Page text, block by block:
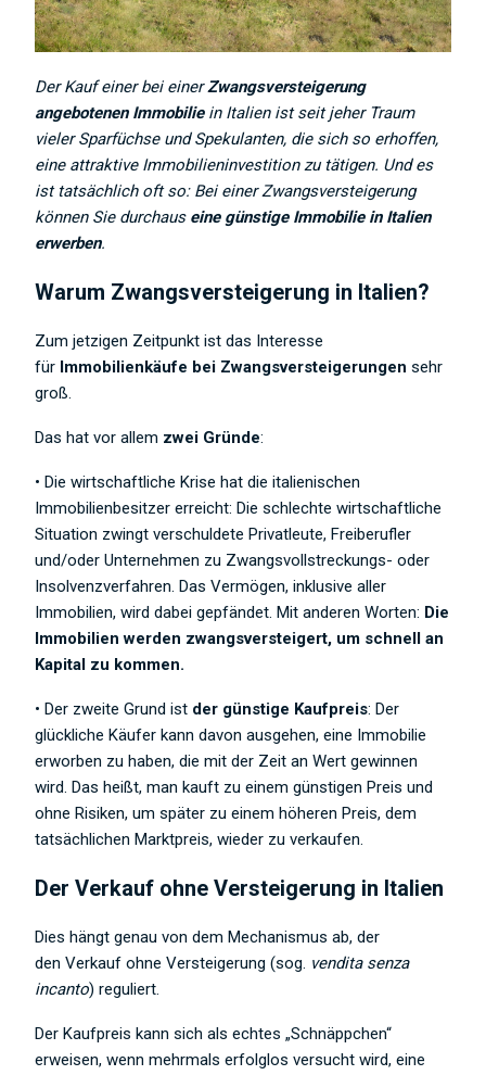
Der Kauf einer bei einerZwangsversteigerung
angebotenen Immobiliein Italien ist seit jeher Traum
vieler Sparfüchse und Spekulanten, die sich so erhoffen,
eine attraktive Immobilieninvestition zu tätigen. Und es
ist tatsächlich oft so: Bei einer Zwangsversteigerung
können Sie durchaus eine günstige Immobilie in Italien
erwerben.
Warum Zwangsversteigerung in Italien?
Zum jetzigen Zeitpunkt ist das Interesse
für Immobilienkäufe bei Zwangsversteigerungen sehr
groß.
Das hat vor allem zwei Gründe:
• Die wirtschaftliche Krise hat die italienischen
Immobilienbesitzer erreicht: Die schlechte wirtschaftliche
Situation zwingt verschuldete Privatleute, Freiberufler
und/oder Unternehmen zu Zwangsvollstreckungs- oder
Insolvenzverfahren. Das Vermögen, inklusive aller
Immobilien, wird dabei gepfändet. Mit anderen Worten: Die
Immobilien werden zwangsversteigert, um schnell an
Kapital zu kommen.
• Der zweite Grund ist der günstige Kaufpreis: Der
glückliche Käufer kann davon ausgehen, eine Immobilie
erworben zu haben, die mit der Zeit an Wert gewinnen
wird. Das heißt, man kauft zu einem günstigen Preis und
ohne Risiken, um später zu einem höheren Preis, dem
tatsächlichen Marktpreis, wieder zu verkaufen.
Der Verkauf ohne Versteigerung in Italien
Dies hängt genau von dem Mechanismus ab, der
den Verkauf ohne Versteigerung (sog. vendita senza
incanto) reguliert.
Der Kaufpreis kann sich als echtes „Schnäppchen“
erweisen, wenn mehrmals erfolglos versucht wird, eine